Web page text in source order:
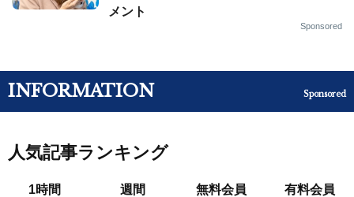
メント
Sponsored
INFORMATION Sponsored
人気記事ランキング
1時間 週間 無料会員 有料会員